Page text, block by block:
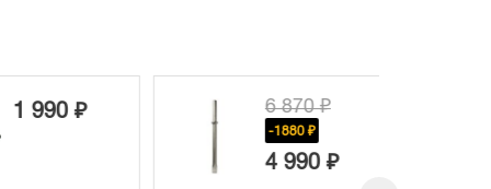
1 990 ₽ 6 870 ₽
-1880 ₽
4 990 ₽